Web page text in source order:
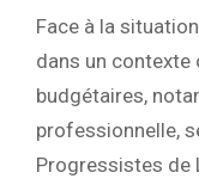
Face à la
dans un contexte
budgétaires,
professionnelle,
Progressistes de